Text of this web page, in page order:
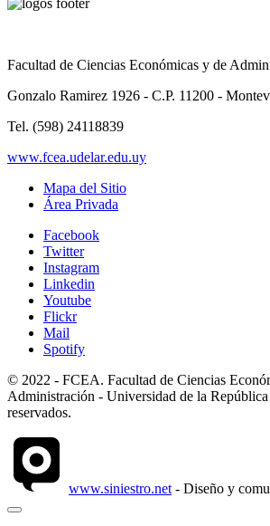
Facultad de Ciencias Económicas y de
Gonzalo Ramirez 1926 - C.P. 11200 -
Tel. (598) 24118839
www.fcea.udelar.edu.uy
Mapa del Sitio
Área Privada
Facebook
Twitter
Instagram
Linkedin
Youtube
Flickr
Mail
Spotify
© 2022 - FCEA. Facultad de Ciencias
Administración - Universidad de la
reservados.
www.siniestro.net - Diseño y